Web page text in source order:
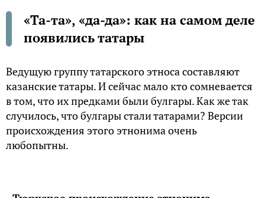
«Та-та», «да-да»: как на самом деле
появились татары
Ведущую группу татарского этноса составляют
казанские татары. И сейчас мало кто сомневается
в том, что их предками были булгары. Как же так
случилось, что булгары стали татарами? Версии
происхождения этого этнонима очень
любопытны.